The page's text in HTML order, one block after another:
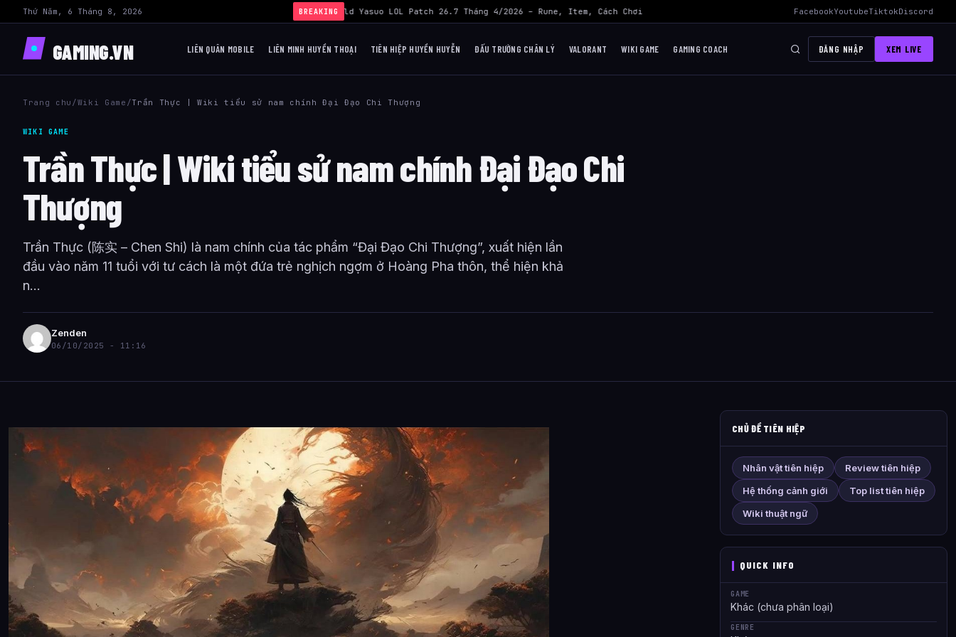
Thứ Năm, 6 Tháng 8, 2026 BREAKING
› Build Yasuo LOL Patch 26.7 Tháng 4/2026 – Rune, Item, Cách Chơi Mid Hiệu Quả Nhất AWC 2026 Liên Quân Mobile – Lịch Thi Đấu,
FacebookYoutubeTiktokDiscord
GAMING.VN LIÊN QUÂN MOBILE LIÊN MINH HUYỀN THOẠI TIÊN HIỆP HUYỀN HUYỄN ĐẤU TRƯỜNG CHÂN LÝ VALORANT WIKI GAME GAMING COACH ĐĂNG NHẬP XEM LIVE
Trang chu /Wiki Game /Trần Thực | Wiki tiểu sử nam chính Đại Đạo Chi Thượng
WIKI GAME
Trần Thực | Wiki tiểu sử nam chính Đại Đạo Chi
Thượng
Trần Thực (陈实 – Chen Shi) là nam chính của tác phẩm “Đại Đạo Chi Thượng”, xuất hiện lần
đầu vào năm 11 tuổi với tư cách là một đứa trẻ nghịch ngợm ở Hoàng Pha thôn, thể hiện khả
n...
Zenden
06/10/2025 - 11:16
CHỦ ĐỀ TIÊN HIỆP
Nhân vật tiên hiệp
Review tiên hiệp
Hệ thống cảnh giới
Top list tiên hiệp
Wiki thuật ngữ
QUICK INFO
GAME
Khác (chưa phân loại)
GENRE